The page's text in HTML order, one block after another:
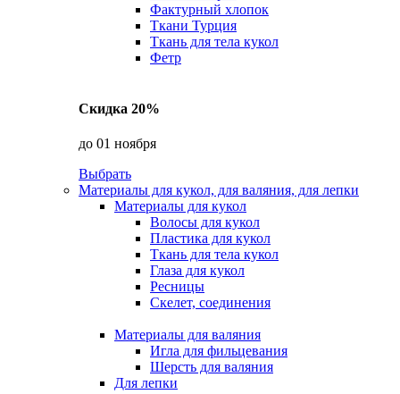
Фактурный хлопок
Ткани Турция
Ткань для тела кукол
Фетр
Скидка 20%
до 01 ноября
Выбрать
Материалы для кукол, для валяния, для лепки
Материалы для кукол
Волосы для кукол
Пластика для кукол
Ткань для тела кукол
Глаза для кукол
Ресницы
Скелет, соединения
Материалы для валяния
Игла для фильцевания
Шерсть для валяния
Для лепки